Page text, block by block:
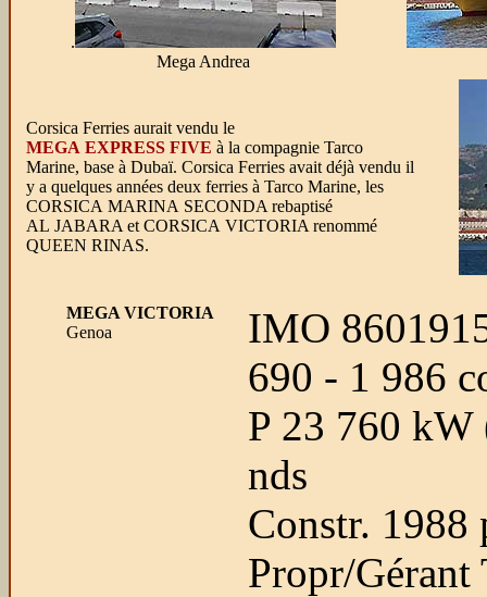
.
Mega Andrea
Corsica Ferries aurait vendu le
MEGA EXPRESS FIVE à la compagnie Tarco
Marine, base à Dubaï. Corsica Ferries avait déjà vendu il
y a quelques années deux ferries à Tarco Marine, les
CORSICA MARINA SECONDA rebaptisé
AL JABARA et CORSICA VICTORIA renommé
QUEEN RINAS.
MEGA VICTORIA
Genoa
IMO
690 - 1 986
P 23 760
nds
Constr.
Propr/Gérant